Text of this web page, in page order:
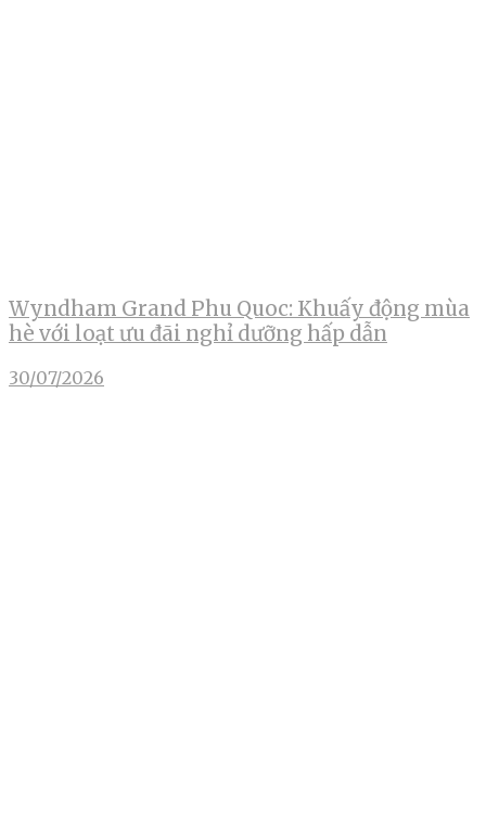
Wyndham Grand Phu Quoc: Khuấy động mùa
hè với loạt ưu đãi nghỉ dưỡng hấp dẫn
30/07/2026